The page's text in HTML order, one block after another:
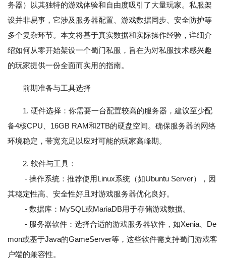
务器）以其独特的游戏体验和自由度吸引了大量玩家。私服架
设并非易事，它涉及服务器配置、游戏数据同步、安全防护等
多个复杂环节。本文将基于真实数据和实际操作经验，详细介
绍如何从零开始架设一个蜀门私服，旨在为对私服技术感兴趣
的玩家提供一份全面而实用的指南。
前期准备与工具选择
1. 硬件选择：你需要一台配置较高的服务器，建议至少配
备4核CPU、16GB RAM和2TB的硬盘空间。确保服务器的网络
环境稳定，带宽充足以应对可能的玩家高峰期。
2. 软件与工具：
- 操作系统：推荐使用Linux系统（如Ubuntu Server），因
其稳定性高、安全性好且对游戏服务器优化良好。
- 数据库：MySQL或MariaDB用于存储游戏数据。
- 服务器软件：选择合适的游戏服务器软件，如Xenia、De
mon或基于Java的GameServer等，这些软件需支持蜀门游戏客
户端的兼容性。